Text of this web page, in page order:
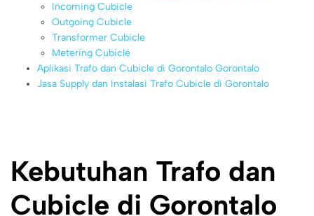
Incoming Cubicle
Outgoing Cubicle
Transformer Cubicle
Metering Cubicle
Aplikasi Trafo dan Cubicle di Gorontalo Gorontalo
Jasa Supply dan Instalasi Trafo Cubicle di Gorontalo
Kebutuhan Trafo dan
Cubicle di Gorontalo